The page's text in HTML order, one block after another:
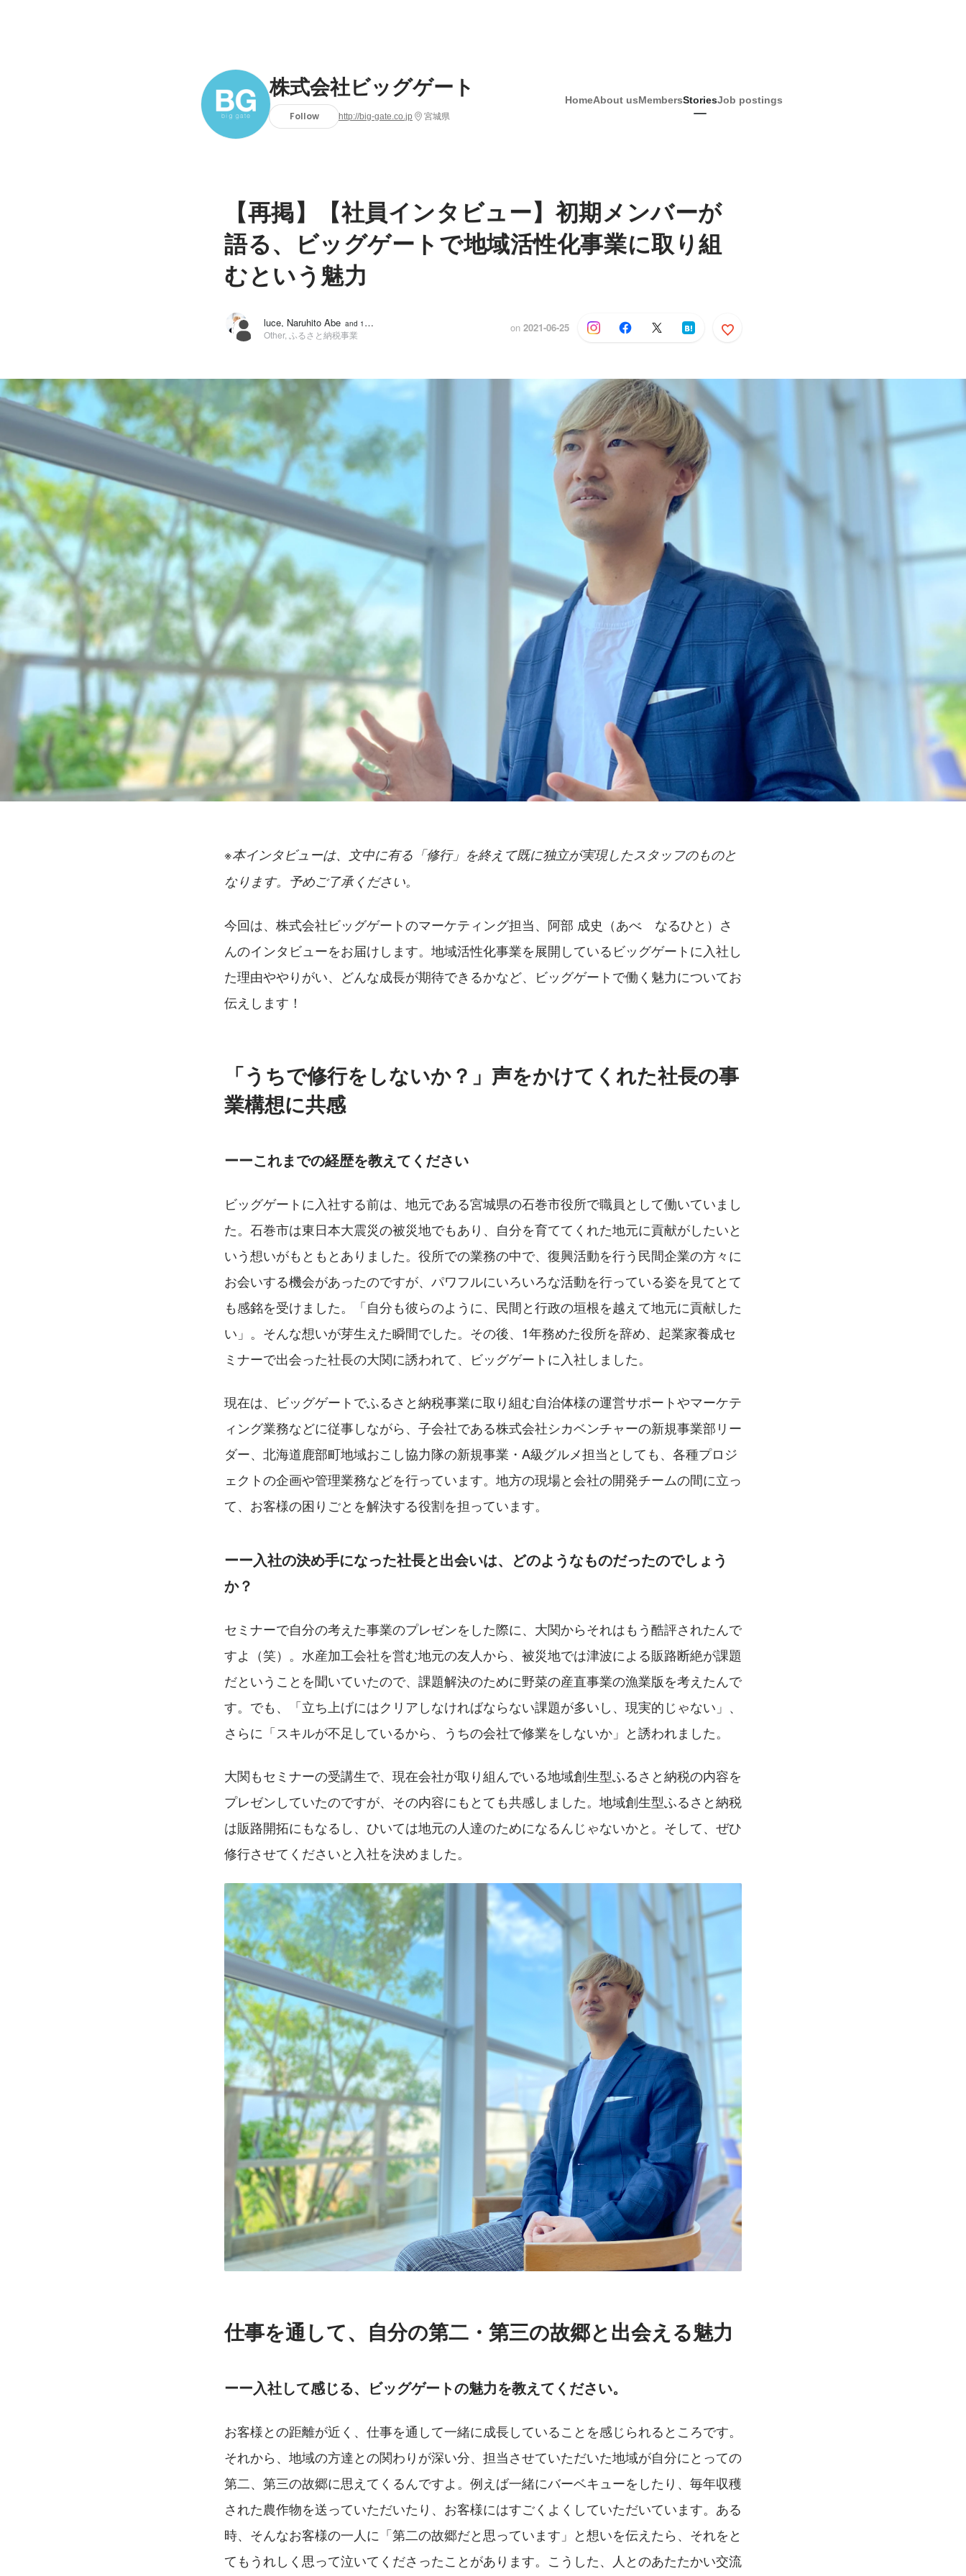
株式会社ビッグゲート
Follow http://big-gate.co.jp 宮城県
HomeAbout usMembersStoriesJob postings
【再掲】【社員インタビュー】初期メンバーが
語る、ビッグゲートで地域活性化事業に取り組
むという魅力
luce, Naruhito Abe and 1 others
Other, ふるさと納税事業
on 2021-06-25
※本インタビューは、文中に有る「修行」を終えて既に独立が実現したスタッフのものと
なります。予めご了承ください。
今回は、株式会社ビッグゲートのマーケティング担当、阿部 成史（あべ　なるひと）さ
んのインタビューをお届けします。地域活性化事業を展開しているビッグゲートに入社し
た理由ややりがい、どんな成長が期待できるかなど、ビッグゲートで働く魅力についてお
伝えします！
「うちで修行をしないか？」声をかけてくれた社長の事
業構想に共感
ーーこれまでの経歴を教えてください
ビッグゲートに入社する前は、地元である宮城県の石巻市役所で職員として働いていまし
た。石巻市は東日本大震災の被災地でもあり、自分を育ててくれた地元に貢献がしたいと
いう想いがもともとありました。役所での業務の中で、復興活動を行う民間企業の方々に
お会いする機会があったのですが、パワフルにいろいろな活動を行っている姿を見てとて
も感銘を受けました。「自分も彼らのように、民間と行政の垣根を越えて地元に貢献した
い」。そんな想いが芽生えた瞬間でした。その後、1年務めた役所を辞め、起業家養成セ
ミナーで出会った社長の大関に誘われて、ビッグゲートに入社しました。
現在は、ビッグゲートでふるさと納税事業に取り組む自治体様の運営サポートやマーケテ
ィング業務などに従事しながら、子会社である株式会社シカベンチャーの新規事業部リー
ダー、北海道鹿部町地域おこし協力隊の新規事業・A級グルメ担当としても、各種プロジ
ェクトの企画や管理業務などを行っています。地方の現場と会社の開発チームの間に立っ
て、お客様の困りごとを解決する役割を担っています。
ーー入社の決め手になった社長と出会いは、どのようなものだったのでしょう
か？
セミナーで自分の考えた事業のプレゼンをした際に、大関からそれはもう酷評されたんで
すよ（笑）。水産加工会社を営む地元の友人から、被災地では津波による販路断絶が課題
だということを聞いていたので、課題解決のために野菜の産直事業の漁業版を考えたんで
す。でも、「立ち上げにはクリアしなければならない課題が多いし、現実的じゃない」、
さらに「スキルが不足しているから、うちの会社で修業をしないか」と誘われました。
大関もセミナーの受講生で、現在会社が取り組んでいる地域創生型ふるさと納税の内容を
プレゼンしていたのですが、その内容にもとても共感しました。地域創生型ふるさと納税
は販路開拓にもなるし、ひいては地元の人達のためになるんじゃないかと。そして、ぜひ
修行させてくださいと入社を決めました。
仕事を通して、自分の第二・第三の故郷と出会える魅力
ーー入社して感じる、ビッグゲートの魅力を教えてください。
お客様との距離が近く、仕事を通して一緒に成長していることを感じられるところです。
それから、地域の方達との関わりが深い分、担当させていただいた地域が自分にとっての
第二、第三の故郷に思えてくるんですよ。例えば一緒にバーベキューをしたり、毎年収穫
された農作物を送っていただいたり、お客様にはすごくよくしていただいています。ある
時、そんなお客様の一人に「第二の故郷だと思っています」と想いを伝えたら、それをと
てもうれしく思って泣いてくださったことがあります。こうした、人とのあたたかい交流
luce